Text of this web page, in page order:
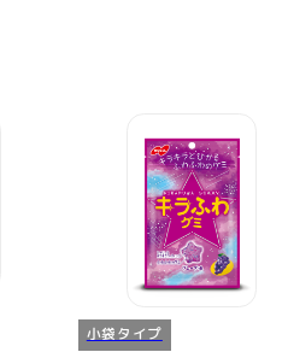
小袋タイプ